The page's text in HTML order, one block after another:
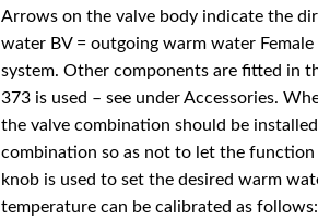
Arrows on the valve body indicate the
water BV = outgoing warm water
system. Other components are fitted in
373 is used – see under Accessories.
the valve combination should be
combination so as not to let the
knob is used to set the desired warm
temperature can be calibrated as